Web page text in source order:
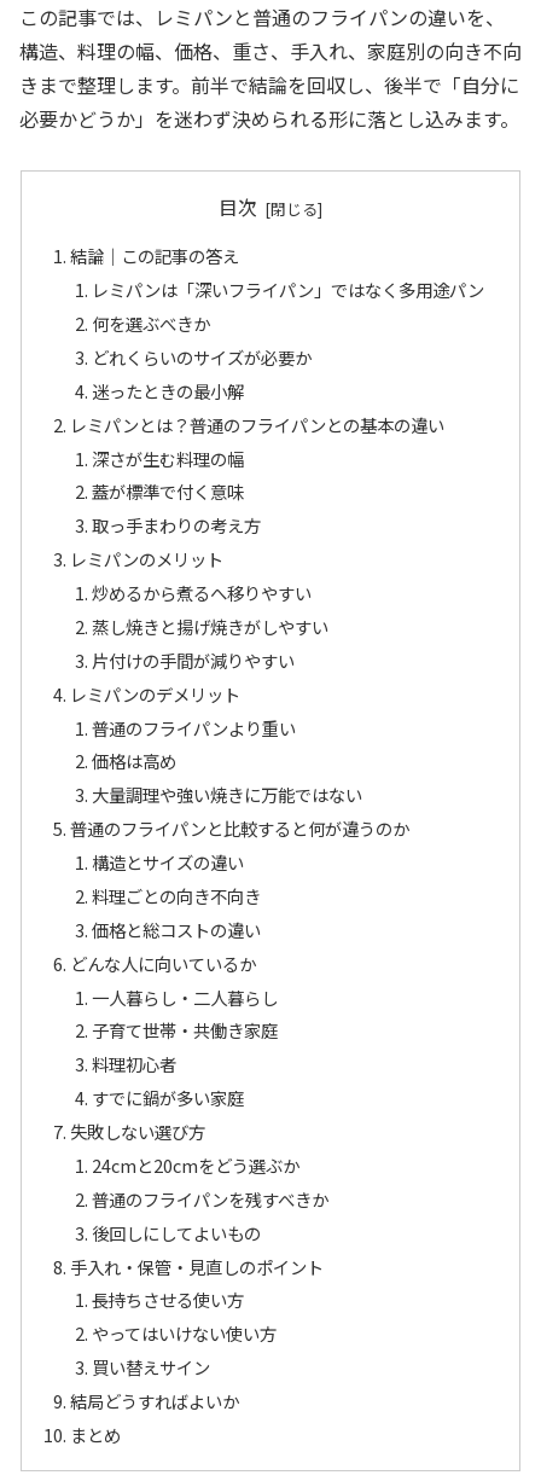
この記事では、レミパンと普通のフライパンの違いを、
構造、料理の幅、価格、重さ、手入れ、家庭別の向き不向
きまで整理します。前半で結論を回収し、後半で「自分に
必要かどうか」を迷わず決められる形に落とし込みます。
目次
結論｜この記事の答え
レミパンは「深いフライパン」ではなく多用途パン
何を選ぶべきか
どれくらいのサイズが必要か
迷ったときの最小解
レミパンとは？普通のフライパンとの基本の違い
深さが生む料理の幅
蓋が標準で付く意味
取っ手まわりの考え方
レミパンのメリット
炒めるから煮るへ移りやすい
蒸し焼きと揚げ焼きがしやすい
片付けの手間が減りやすい
レミパンのデメリット
普通のフライパンより重い
価格は高め
大量調理や強い焼きに万能ではない
普通のフライパンと比較すると何が違うのか
構造とサイズの違い
料理ごとの向き不向き
価格と総コストの違い
どんな人に向いているか
一人暮らし・二人暮らし
子育て世帯・共働き家庭
料理初心者
すでに鍋が多い家庭
失敗しない選び方
24cmと20cmをどう選ぶか
普通のフライパンを残すべきか
後回しにしてよいもの
手入れ・保管・見直しのポイント
長持ちさせる使い方
やってはいけない使い方
買い替えサイン
結局どうすればよいか
まとめ